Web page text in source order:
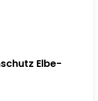
Elbe-